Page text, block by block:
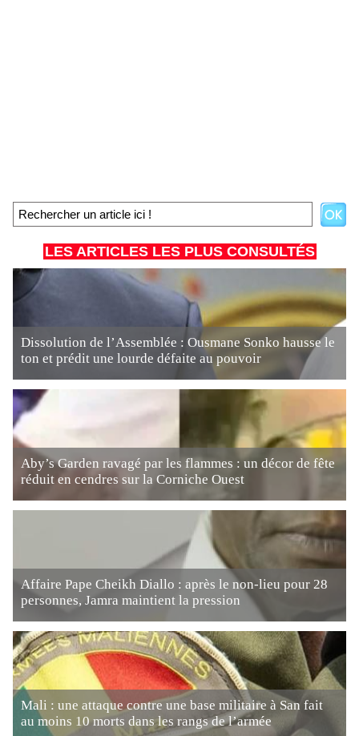
LES ARTICLES LES PLUS CONSULTÉS
Dissolution de l’Assemblée : Ousmane Sonko hausse le
ton et prédit une lourde défaite au pouvoir
Aby’s Garden ravagé par les flammes : un décor de fête
réduit en cendres sur la Corniche Ouest
Affaire Pape Cheikh Diallo : après le non-lieu pour 28
personnes, Jamra maintient la pression
Mali : une attaque contre une base militaire à San fait
au moins 10 morts dans les rangs de l’armée